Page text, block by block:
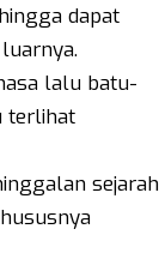
dapat
lalu batu-
terlihat
sejarah